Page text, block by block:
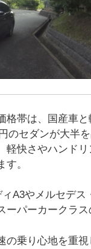
格帯は、国産車
のセダンが大半
軽快さやハンド
。
A3やメルセデ
パーカークラス
の乗り心地を重